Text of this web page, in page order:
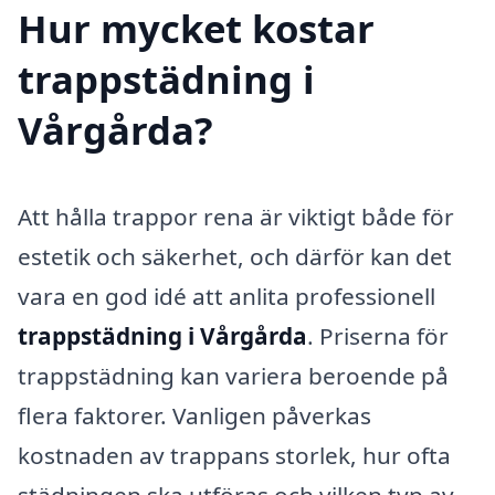
Hur mycket kostar
trappstädning i
Vårgårda?
Att hålla trappor rena är viktigt både för
estetik och säkerhet, och därför kan det
vara en god idé att anlita professionell
trappstädning i Vårgårda. Priserna för
trappstädning kan variera beroende på
flera faktorer. Vanligen påverkas
kostnaden av trappans storlek, hur ofta